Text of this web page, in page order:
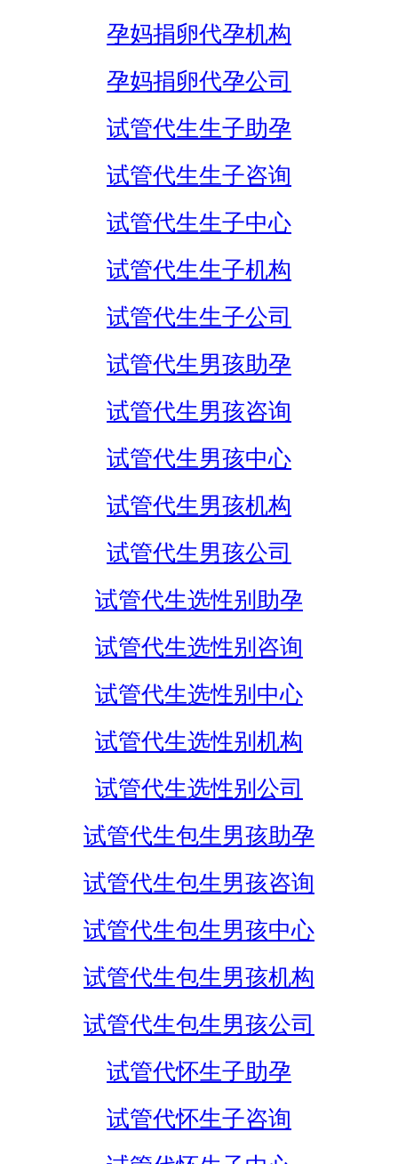
孕妈捐卵代孕机构
孕妈捐卵代孕公司
试管代生生子助孕
试管代生生子咨询
试管代生生子中心
试管代生生子机构
试管代生生子公司
试管代生男孩助孕
试管代生男孩咨询
试管代生男孩中心
试管代生男孩机构
试管代生男孩公司
试管代生选性别助孕
试管代生选性别咨询
试管代生选性别中心
试管代生选性别机构
试管代生选性别公司
试管代生包生男孩助孕
试管代生包生男孩咨询
试管代生包生男孩中心
试管代生包生男孩机构
试管代生包生男孩公司
试管代怀生子助孕
试管代怀生子咨询